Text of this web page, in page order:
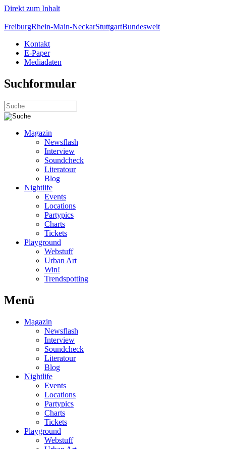
Direkt zum Inhalt
FreiburgRhein-Main-NeckarStuttgartBundesweit
Kontakt
E-Paper
Mediadaten
Suchformular
Magazin
Newsflash
Interview
Soundcheck
Literatour
Blog
Nightlife
Events
Locations
Partypics
Charts
Tickets
Playground
Webstuff
Urban Art
Win!
Trendspotting
Menü
Magazin
Newsflash
Interview
Soundcheck
Literatour
Blog
Nightlife
Events
Locations
Partypics
Charts
Tickets
Playground
Webstuff